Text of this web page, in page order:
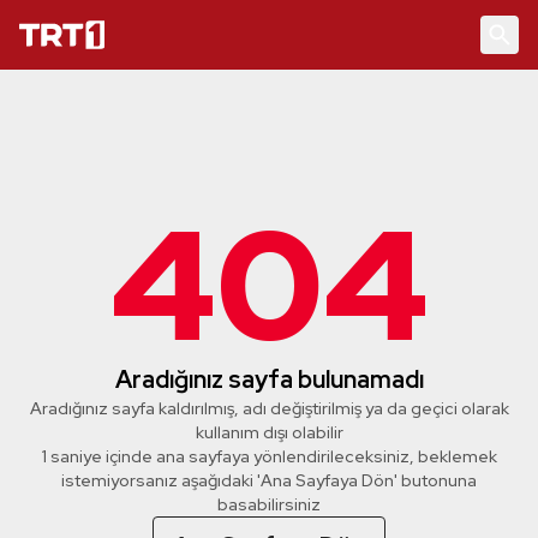
404
Aradığınız sayfa bulunamadı
Aradığınız sayfa kaldırılmış, adı değiştirilmiş ya da geçici olarak
kullanım dışı olabilir
1 saniye içinde ana sayfaya yönlendirileceksiniz, beklemek
istemiyorsanız aşağıdaki 'Ana Sayfaya Dön' butonuna
basabilirsiniz